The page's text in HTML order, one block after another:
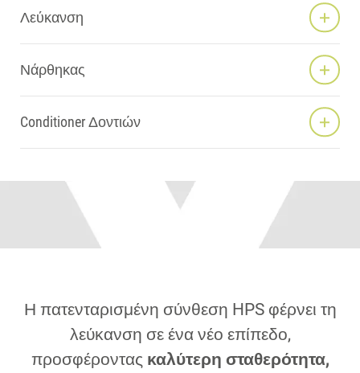
Λεύκανση
Νάρθηκας
Conditioner Δοντιών
Η πατενταρισμένη σύνθεση HPS φέρνει τη
λεύκανση σε ένα νέο επίπεδο,
προσφέροντας καλύτερη σταθερότητα,